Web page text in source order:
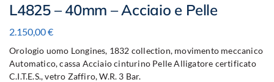
L4825 – 40mm – Acciaio e Pelle
2.150,00€
Orologio uomo Longines, 1832 collection, movimento meccanico
Automatico, cassa Acciaio cinturino Pelle Alligatore certificato
C.I.T.E.S., vetro Zaffiro, W.R. 3 Bar.